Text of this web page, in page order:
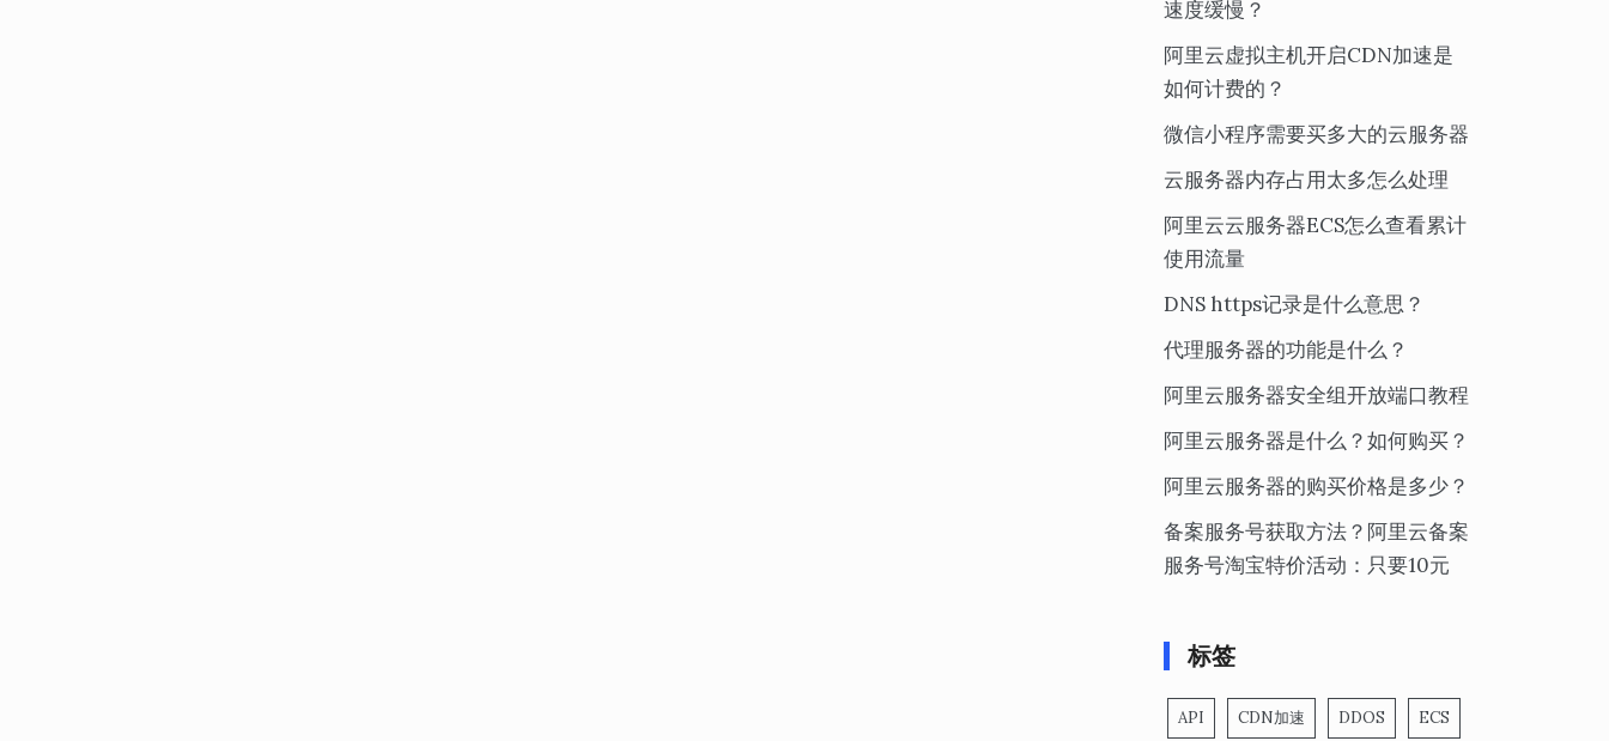
速度缓慢？
阿里云虚拟主机开启CDN加速是
如何计费的？
微信小程序需要买多大的云服务器
云服务器内存占用太多怎么处理
阿里云云服务器ECS怎么查看累计
使用流量
DNS https记录是什么意思？
代理服务器的功能是什么？
阿里云服务器安全组开放端口教程
阿里云服务器是什么？如何购买？
阿里云服务器的购买价格是多少？
备案服务号获取方法？阿里云备案
服务号淘宝特价活动：只要10元
标签
API CDN加速 DDOS ECS